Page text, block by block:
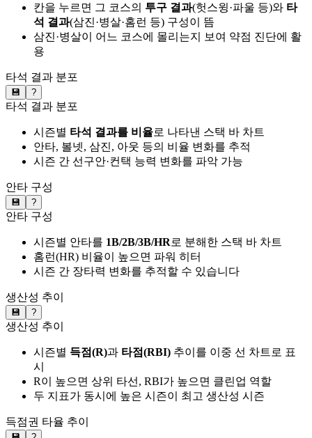
칸을 누르면 그 코스의 투구 결과(헛스윙·파울 등)와 타
석 결과(삼진·병살·홈런 등) 구성이 뜸
삼진·병살이 어느 코스에 몰리는지 보여 약점 진단에 활
용
타석 결과 분포
💾 ?
타석 결과 분포
시즌별 타석 결과를 비율로 나타낸 스택 바 차트
안타, 볼넷, 삼진, 아웃 등의 비율 변화를 추적
시즌 간 선구안·컨택 능력 변화를 파악 가능
안타 구성
💾 ?
안타 구성
시즌별 안타를 1B/2B/3B/HR로 분해한 스택 바 차트
홈런(HR) 비율이 높으면 파워 히터
시즌 간 장타력 변화를 추적할 수 있습니다
생산성 추이
💾 ?
생산성 추이
시즌별 득점(R)과 타점(RBI) 추이를 이중 선 차트로 표
시
R이 높으면 상위 타선, RBI가 높으면 클린업 역할
두 지표가 동시에 높은 시즌이 최고 생산성 시즌
득점권 타율 추이